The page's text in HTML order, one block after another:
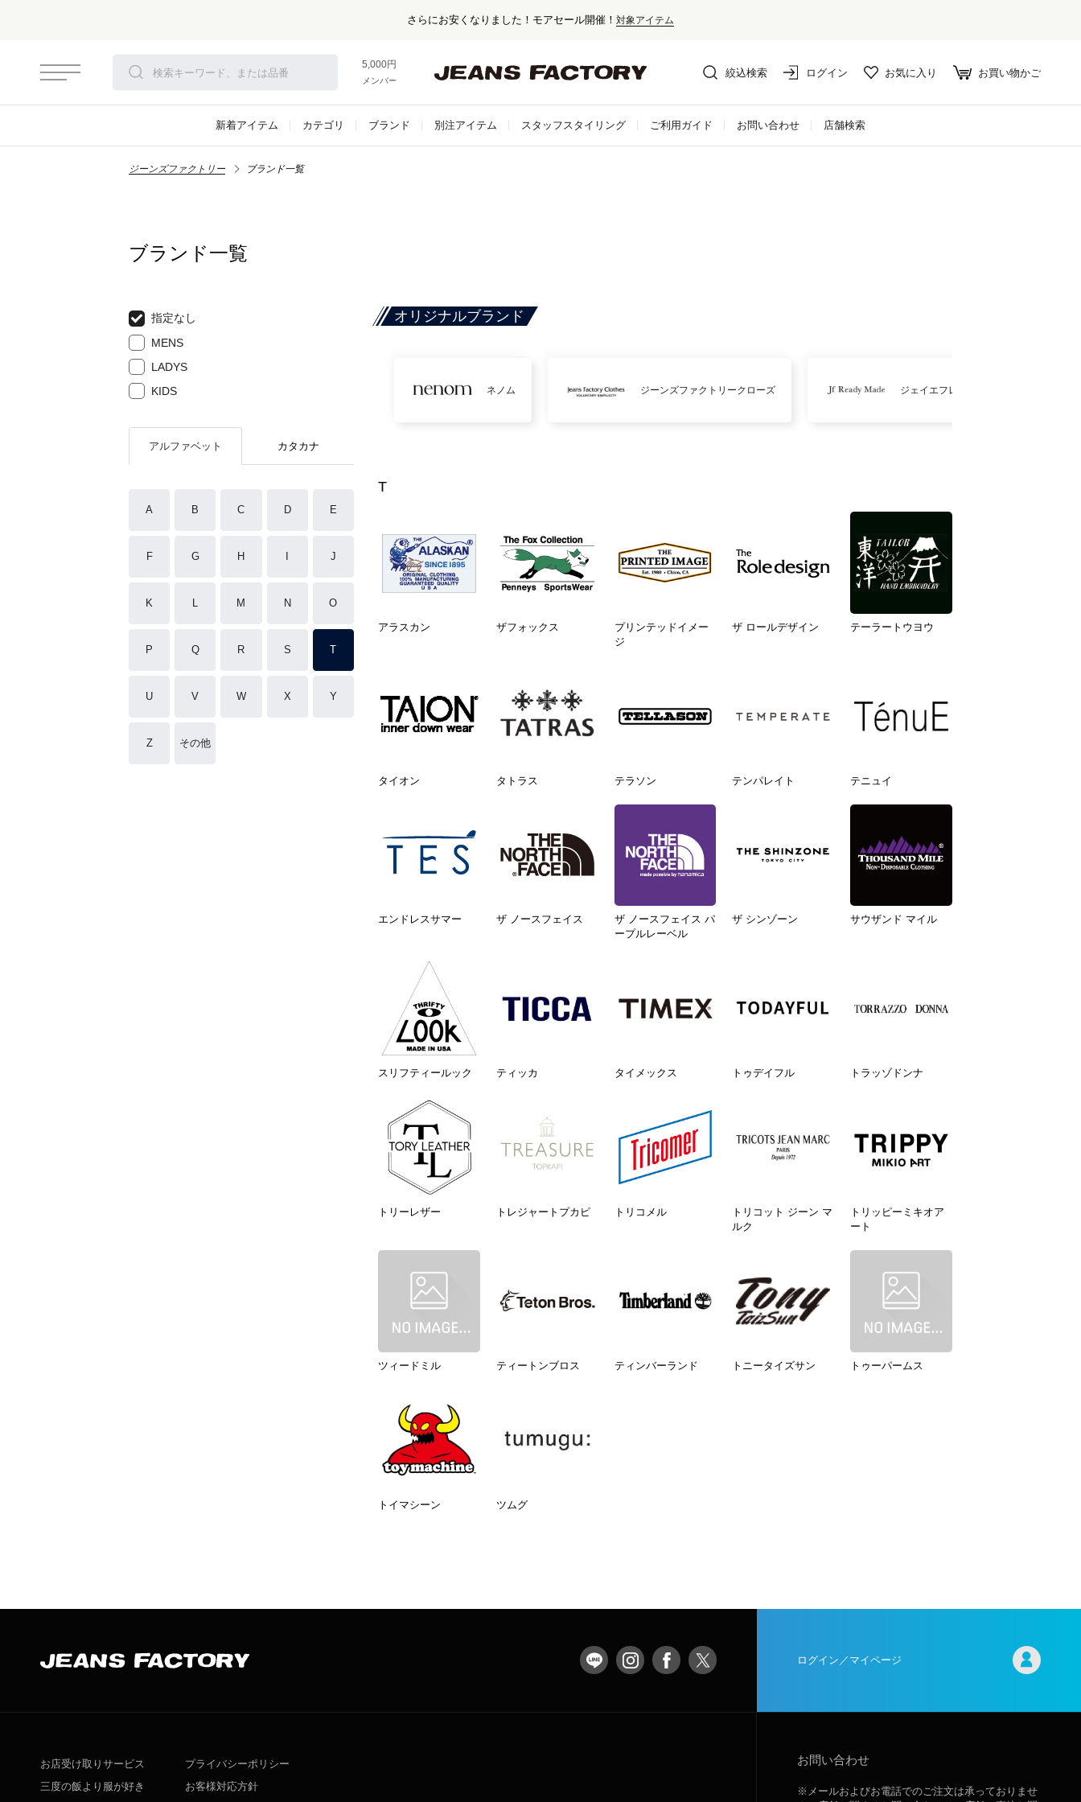
さらにお安くなりました！モアセール開催！ 対象アイテム
5,000円以上お買い上げで送料無料！
メンバー登録でお得な情報をゲット。さらに詳しく
絞込検索 ログイン お気に入り お買い物かご
新着アイテム カテゴリ ブランド 別注アイテム スタッフスタイリング ご利用ガイド お問い合わせ 店舗検索
ジーンズファクトリー ブランド一覧
ブランド一覧
指定なし
MENS
LADYS
KIDS
アルファベット カタカナ
A B C D E
F G H J
K L M N O
P Q R S T
U V W X Y
Z その他
オリジナルブランド
ネノム ジーンズファクトリークローズ ジェイエフレディメイド
T
アラスカン ザフォックス
プリンテッドイメー
ジ
ザ ロールデザイン テーラートウヨウ
タイオン タトラス テラソン テンパレイト テニュイ
エンドレスサマー ザ ノースフェイス
ザ ノースフェイス パ
ープルレーベル
ザ シンゾーン サウザンド マイル
スリフティールック ティッカ タイメックス トゥデイフル トラッゾドンナ
トリーレザー トレジャートプカピ トリコメル
トリコット ジーン マ
ルク
トリッピーミキオア
ート
ツィードミル ティートンブロス ティンバーランド トニータイズサン トゥーパームス
トイマシーン ツムグ
ログイン／マイページ
お店受け取りサービス
三度の飯より服が好き
プライバシーポリシー
お客様対応方針
お問い合わせ
※メールおよびお電話でのご注文は承っておりませ